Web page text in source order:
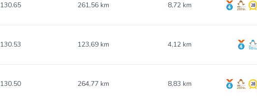
130.65 261,56 km 8,72 km
130.53 123,69 km 4,12 km
130.50 264,77 km 8,83 km